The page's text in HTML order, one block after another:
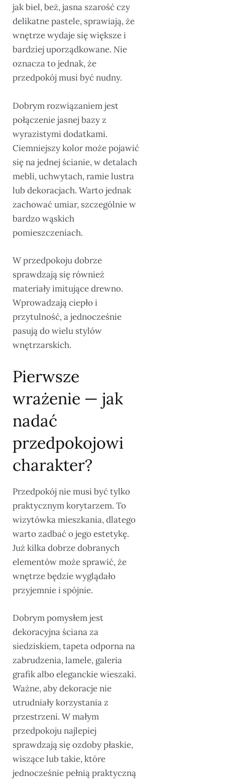
jak biel, beż, jasna szarość czy
delikatne pastele, sprawiają, że
wnętrze wydaje się większe i
bardziej uporządkowane. Nie
oznacza to jednak, że
przedpokój musi być nudny.
Dobrym rozwiązaniem jest
połączenie jasnej bazy z
wyrazistymi dodatkami.
Ciemniejszy kolor może pojawić
się na jednej ścianie, w detalach
mebli, uchwytach, ramie lustra
lub dekoracjach. Warto jednak
zachować umiar, szczególnie w
bardzo wąskich
pomieszczeniach.
W przedpokoju dobrze
sprawdzają się również
materiały imitujące drewno.
Wprowadzają ciepło i
przytulność, a jednocześnie
pasują do wielu stylów
wnętrzarskich.
Pierwsze
wrażenie — jak
nadać
przedpokojowi
charakter?
Przedpokój nie musi być tylko
praktycznym korytarzem. To
wizytówka mieszkania, dlatego
warto zadbać o jego estetykę.
Już kilka dobrze dobranych
elementów może sprawić, że
wnętrze będzie wyglądało
przyjemnie i spójnie.
Dobrym pomysłem jest
dekoracyjna ściana za
siedziskiem, tapeta odporna na
zabrudzenia, lamele, galeria
grafik albo eleganckie wieszaki.
Ważne, aby dekoracje nie
utrudniały korzystania z
przestrzeni. W małym
przedpokoju najlepiej
sprawdzają się ozdoby płaskie,
wiszące lub takie, które
jednocześnie pełnią praktyczną